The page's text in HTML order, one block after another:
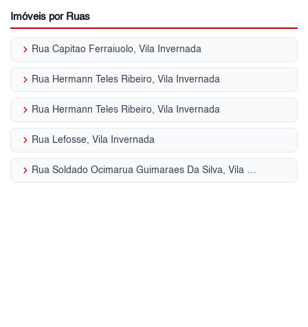
Imóveis por Ruas
keyboard_arrow_right Rua Capitao Ferraiuolo, Vila Invernada
keyboard_arrow_right Rua Hermann Teles Ribeiro, Vila Invernada
keyboard_arrow_right Rua Hermann Teles Ribeiro, Vila Invernada
keyboard_arrow_right Rua Lefosse, Vila Invernada
keyboard_arrow_right Rua Soldado Ocimarua Guimaraes Da Silva, Vila Invernada